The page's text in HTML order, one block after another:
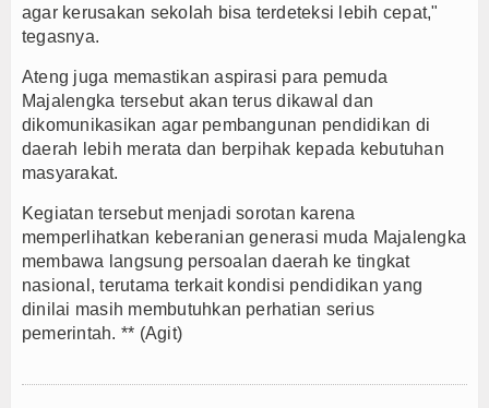
agar kerusakan sekolah bisa terdeteksi lebih cepat,"
tegasnya.
Ateng juga memastikan aspirasi para pemuda
Majalengka tersebut akan terus dikawal dan
dikomunikasikan agar pembangunan pendidikan di
daerah lebih merata dan berpihak kepada kebutuhan
masyarakat.
Kegiatan tersebut menjadi sorotan karena
memperlihatkan keberanian generasi muda Majalengka
membawa langsung persoalan daerah ke tingkat
nasional, terutama terkait kondisi pendidikan yang
dinilai masih membutuhkan perhatian serius
pemerintah. ** (Agit)